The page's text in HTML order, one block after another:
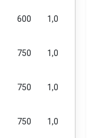
600 1,0
750 1,0
750 1,0
750 1,0